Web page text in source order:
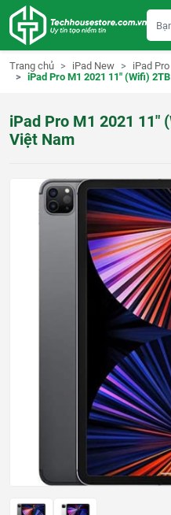
Trang chủ iPad New iPad Pro
iPad Pro M1 2021 11″ (Wifi)
iPad Pro M1 2021 11″
Việt Nam